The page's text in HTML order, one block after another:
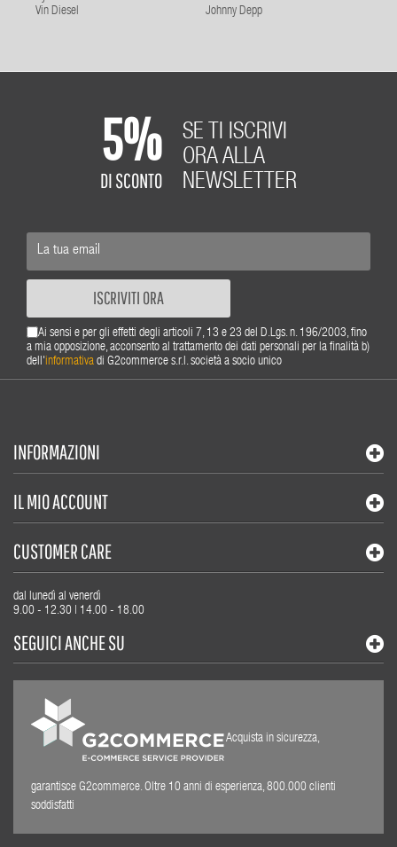
Vin Diesel
Johnny Depp
5%
DI SCONTO
SE TI ISCRIVI
ORA ALLA
NEWSLETTER
ISCRIVITI ORA
Ai sensi e per gli effetti degli articoli 7, 13 e 23 del D.Lgs. n. 196/2003, fino
a mia opposizione, acconsento al trattamento dei dati personali per la finalità b)
dell'informativa di G2commerce s.r.l. società a socio unico
INFORMAZIONI
IL MIO ACCOUNT
CUSTOMER CARE
dal lunedì al venerdì
9.00 - 12.30 | 14.00 - 18.00
SEGUICI ANCHE SU
Acquista in sicurezza,
garantisce G2commerce. Oltre 10 anni di esperienza, 800.000 clienti
soddisfatti